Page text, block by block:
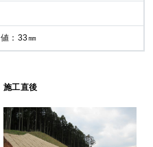
：33㎜
施工直後